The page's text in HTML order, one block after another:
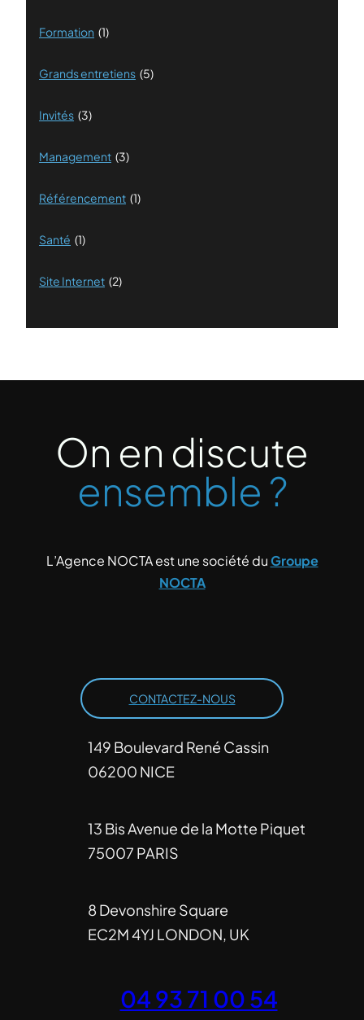
Formation (1)
Grands entretiens (5)
Invités (3)
Management (3)
Référencement (1)
Santé (1)
Site Internet (2)
On en discute
ensemble ?
CONTACTEZ-NOUS
L’Agence NOCTA est une société duGroupe
NOCTA
149 Boulevard René Cassin
06200 NICE
13 Bis Avenue de la Motte Piquet
75007 PARIS
8 Devonshire Square
EC2M 4YJ LONDON, UK
04 93 71 00 54